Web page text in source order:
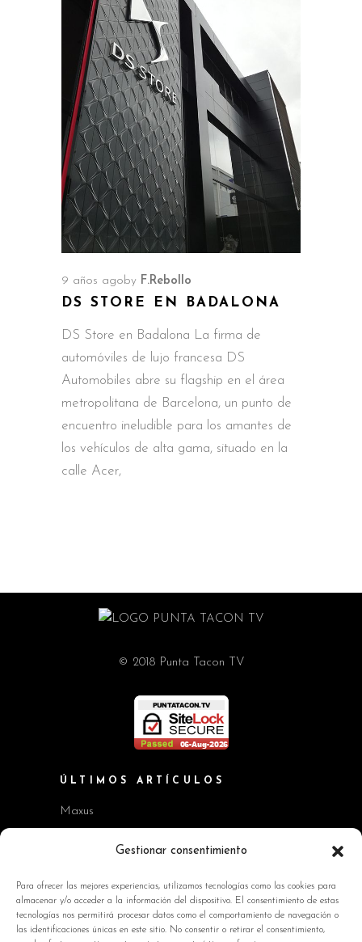
Gestionar consentimiento
Para ofrecer las mejores experiencias, utilizamos tecnologías como las cookies para
almacenar y/o acceder a la información del dispositivo. El consentimiento de estas
tecnologías nos permitirá procesar datos como el comportamiento de navegación o
las identificaciones únicas en este sitio. No consentir o retirar el consentimiento,
9 años agoby F.Rebollo
DS STORE EN BADALONA
DS Store en Badalona La firma de
automóviles de lujo francesa DS
Automobiles abre su flagship en el área
metropolitana de Barcelona, un punto de
encuentro ineludible para los amantes de
los vehículos de alta gama, situado en la
calle Acer,
© 2018 Punta Tacon TV
ÚLTIMOS ARTÍCULOS
Maxus
Workshop BMW Neue Klasse
Kia EV2 y Kia Seltos